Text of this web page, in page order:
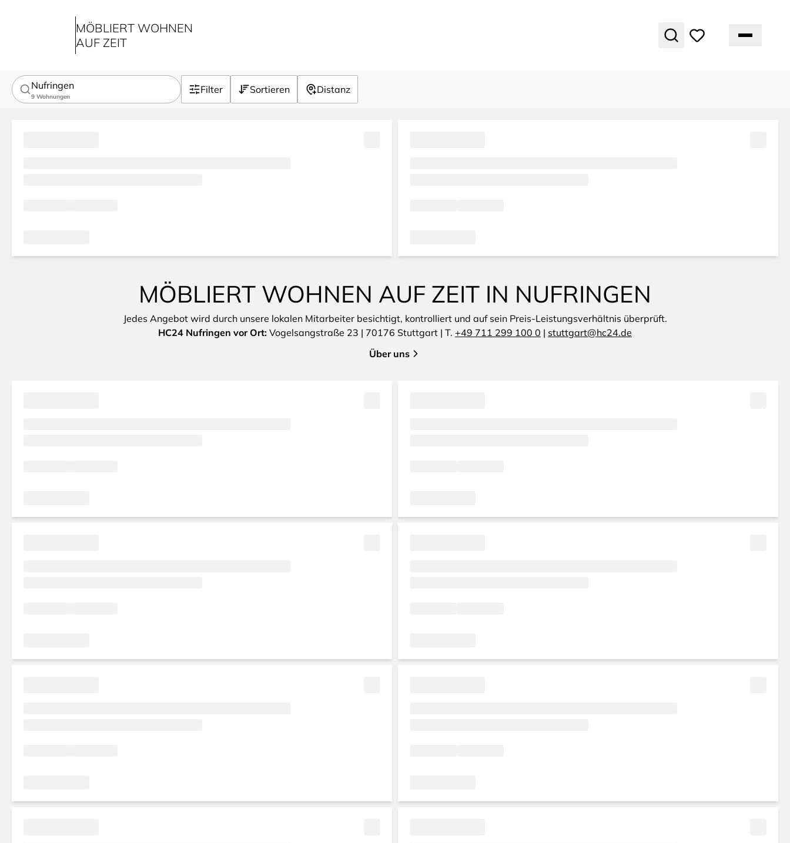
MÖBLIERT WOHNEN
AUF ZEIT
Nufringen
9 Wohnungen
Filter Sortieren Distanz
MÖBLIERT WOHNEN AUF ZEIT IN NUFRINGEN
Jedes Angebot wird durch unsere lokalen Mitarbeiter besichtigt, kontrolliert und auf sein Preis-Leistungsverhältnis überprüft.
HC24 Nufringen vor Ort: Vogelsangstraße 23 | 70176 Stuttgart | T. +49 711 299 100 0 | stuttgart@hc24.de
Über uns